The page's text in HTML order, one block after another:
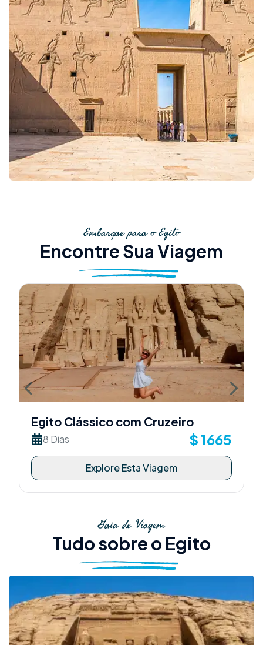
Embarque para o Egito
Encontre Sua Viagem
Egito Clássico com Cruzeiro
8 Dias $1665
Explore Esta Viagem
Previous slide Next
Guia de Viagem
Tudo sobre o Egito